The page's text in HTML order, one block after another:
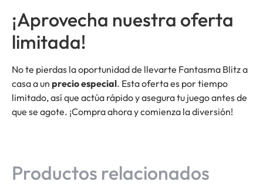
¡Aprovecha nuestra oferta
limitada!
No te pierdas la oportunidad de llevarte Fantasma Blitz a
casa a un precio especial. Esta oferta es por tiempo
limitado, así que actúa rápido y asegura tu juego antes de
que se agote. ¡Compra ahora y comienza la diversión!
Productos relacionados